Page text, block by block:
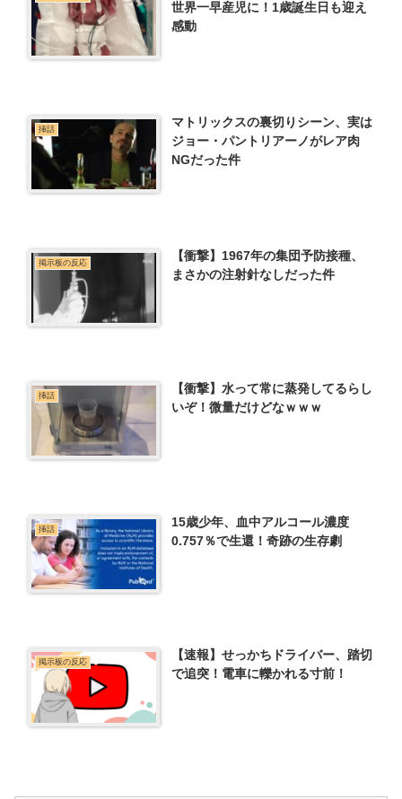
世界一早産児に！1歳誕生日も迎え
感動
挿話
マトリックスの裏切りシーン、実は
ジョー・パントリアーノがレア肉
NGだった件
掲示板の反応
【衝撃】1967年の集団予防接種、
まさかの注射針なしだった件
挿話
【衝撃】水って常に蒸発してるらし
いぞ！微量だけどなｗｗｗ
挿話
15歳少年、血中アルコール濃度
0.757％で生還！奇跡の生存劇
掲示板の反応
【速報】せっかちドライバー、踏切
で追突！電車に轢かれる寸前！